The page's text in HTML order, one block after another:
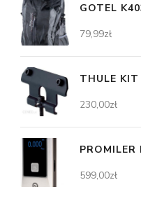
GOTEL
79,99zł
THULE
230,00zł
PROMILER
599,00zł